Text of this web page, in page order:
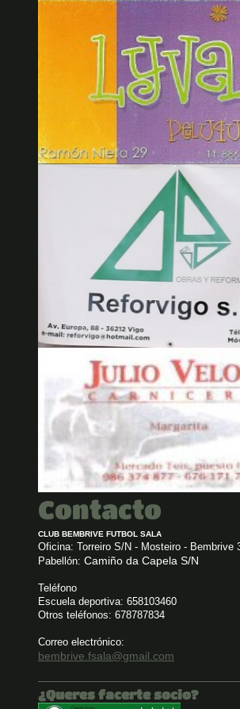
Contacto
CLUB BEMBRIVE FUTBOL SALA
Oficina: Torreiro S/N - Mosteiro - Bembrive
Pabellón: Camiño da Capela S/N
Teléfono
Escuela deportiva: 658103460
Otros teléfonos: 678787834
Correo electrónico:
bembrive.fsala@gmail.com
¿Queres facerte socio?